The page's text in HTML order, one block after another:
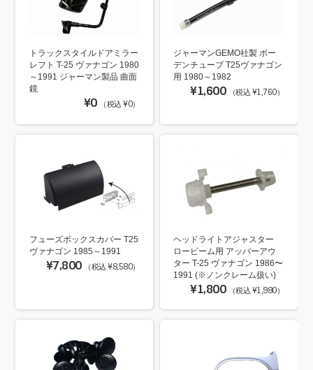
トラックスタイルドアミラー
レフト T-25 ヴァナゴン 1980
～1991 ジャーマン製品 曲面
鏡
¥0 （税込 ¥0）
ジャーマンGEMO社製 ボー
デンチューブ T25ヴァナゴン
用 1980～1982
¥1,600 （税込 ¥1,760）
フューズボックスカバー T25
ヴァナゴン 1985～1991
¥7,800 （税込 ¥8,580）
ヘッドライトアジャスター
ロービーム用 アッパーアウ
ター T-25 ヴァナゴン 1986〜
1991 (※ノンクレーム扱い)
¥1,800 （税込 ¥1,980）